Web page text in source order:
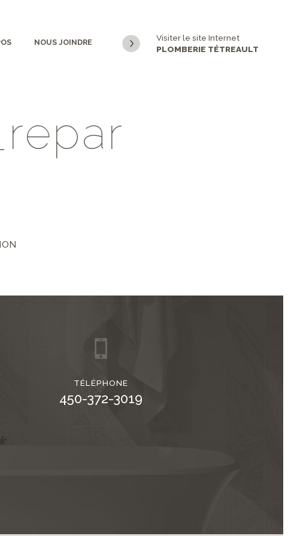
NOUS JOINDRE
Visiter le site Internet
PLOMBERIE TÉTREAULT
repar
TÉLÉPHONE
450-372-3019